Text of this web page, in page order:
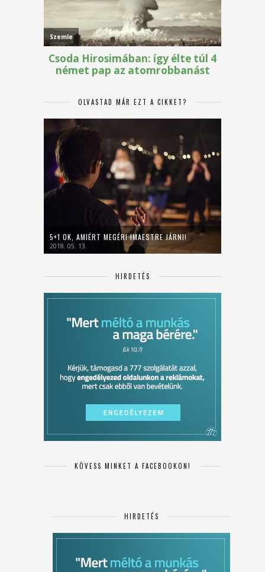
OLVASTAD MÁR EZT A CIKKET?
5+1 OK, AMIÉRT MEGÉRI IMAESTRE JÁRNI!
2018. 05. 13.
HIRDETÉS
KÖVESS MINKET A FACEBOOKON!
HIRDETÉS